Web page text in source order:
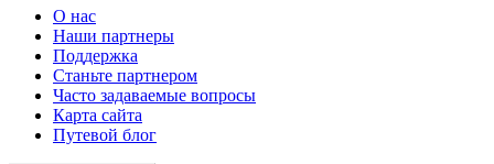
О нас
Наши партнеры
Поддержка
Станьте партнером
Часто задаваемые вопросы
Карта сайта
Путевой блог